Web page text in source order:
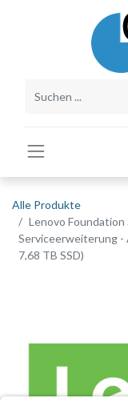
Alle Produkte
Lenovo
Serviceerweiterung -
7,68 TB SSD)